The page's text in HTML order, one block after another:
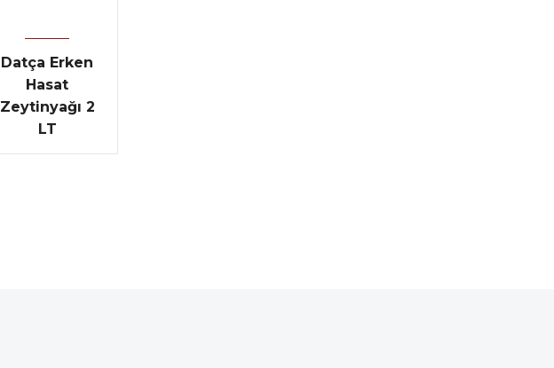
Datça Erken
Hasat
Zeytinyağı 2
LT